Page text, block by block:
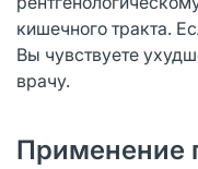
кишечного тракта.
Вы чувствуете
врачу.
Применение